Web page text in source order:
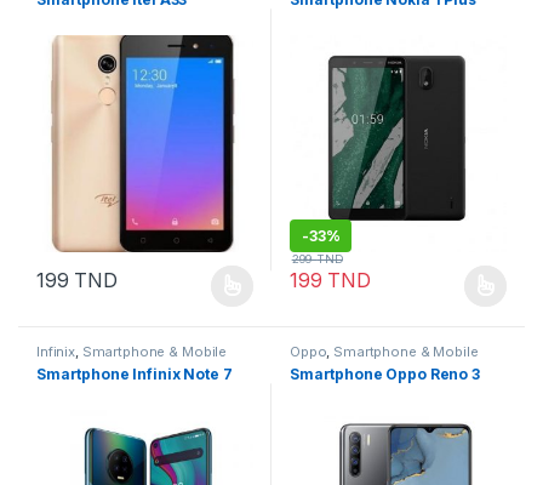
199 TND
-33%
199 TND
299TND
Infinix, Smartphone & Mobile
Smartphone Infinix Note 7
Oppo, Smartphone & Mobile
Smartphone Oppo Reno 3